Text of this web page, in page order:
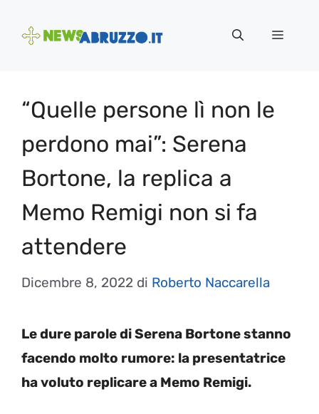
Menu
“Quelle persone lì non le
perdono mai”: Serena
Bortone, la replica a
Memo Remigi non si fa
attendere
Dicembre 8, 2022 di Roberto Naccarella
Le dure parole di Serena Bortone stanno
facendo molto rumore: la presentatrice
ha voluto replicare a Memo Remigi.